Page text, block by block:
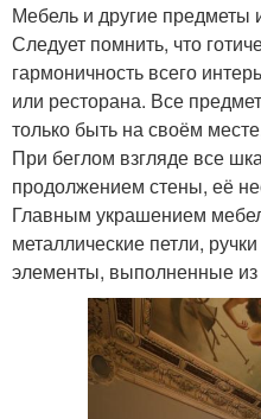
Мебель и другие предметы
Следует помнить, что
гармоничность всего
или ресторана. Все
только быть на своём
При беглом взгляде все
продолжением стены, её
Главным украшением
металлические петли,
элементы, выполненные из